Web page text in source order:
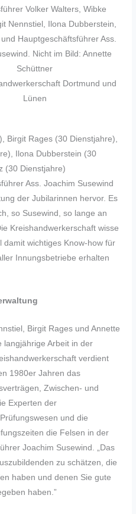
Volker Walters, Wibke
Nennstiel, Ilona Dubberstein,
Hauptgeschäftsführer Ass.
Nicht im Bild: Annette
Schüttner
Dortmund und
Lünen
Birgit Rages (30 Dienstjahre),
Ilona Dubberstein (30
(30 Dienstjahre)
Ass. Joachim Susewind
der Jubilarinnen hervor. Es
so Susewind, so lange an
Kreishandwerkerschaft wisse
wichtiges Know-how für
Innungsbetriebe erhalten
Birgit Rages und Annette
langjährige Arbeit in der
verdient
1980er Jahren das
Zwischen- und
Experten der
und die
die Felsen in der
Joachim Susewind. „Das
zu schätzen, die
haben und denen Sie gute
haben.”